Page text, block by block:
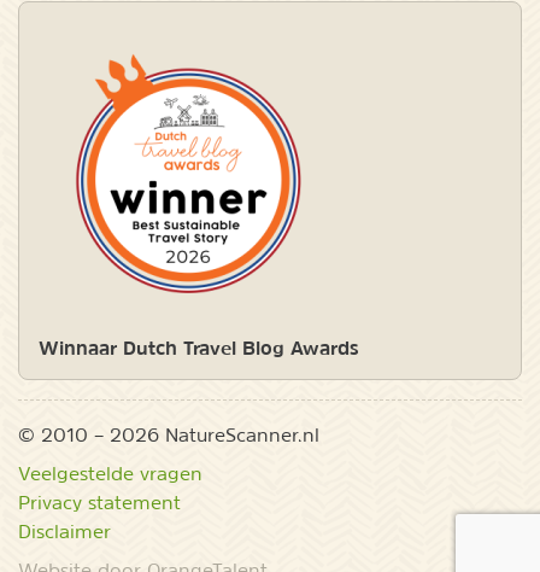
Winnaar Dutch Travel Blog Awards
© 2010 – 2026 NatureScanner.nl
Veelgestelde vragen
Privacy statement
Disclaimer